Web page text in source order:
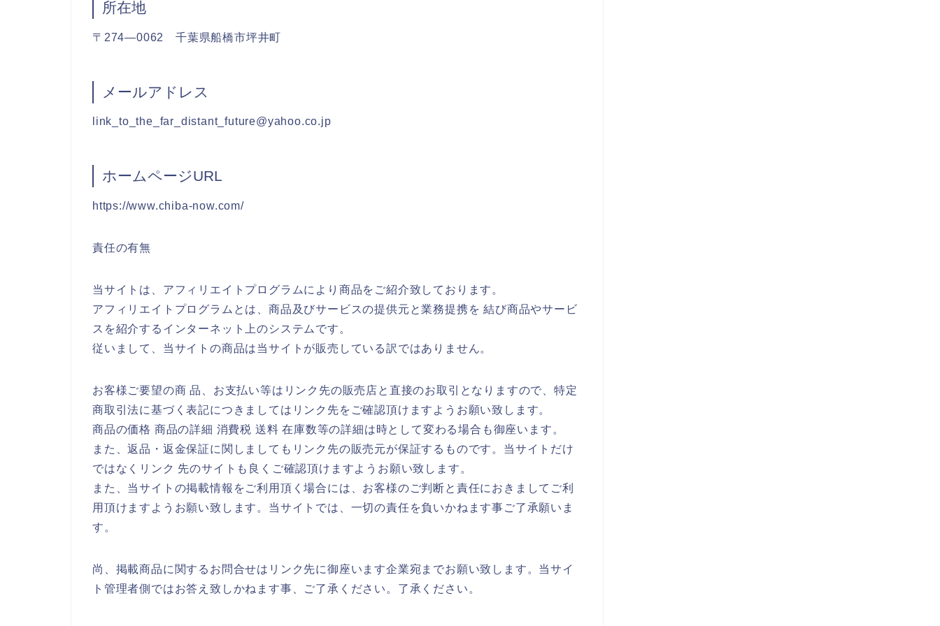
所在地
〒274―0062 千葉県船橋市坪井町
メールアドレス
link_to_the_far_distant_future@yahoo.co.jp
ホームページURL
https://www.chiba-now.com/
責任の有無
当サイトは、アフィリエイトプログラムにより商品をご紹介致しております。
アフィリエイトプログラムとは、商品及びサービスの提供元と業務提携を 結び商品やサービ
スを紹介するインターネット上のシステムです。
従いまして、当サイトの商品は当サイトが販売している訳ではありません。
お客様ご要望の商 品、お支払い等はリンク先の販売店と直接のお取引となりますので、特定
商取引法に基づく表記につきましてはリンク先をご確認頂けますようお願い致します。
商品の価格 商品の詳細 消費税 送料 在庫数等の詳細は時として変わる場合も御座います。
また、返品・返金保証に関しましてもリンク先の販売元が保証するものです。当サイトだけ
ではなくリンク 先のサイトも良くご確認頂けますようお願い致します。
また、当サイトの掲載情報をご利用頂く場合には、お客様のご判断と責任におきましてご利
用頂けますようお願い致します。当サイトでは、一切の責任を負いかねます事ご了承願いま
す。
尚、掲載商品に関するお問合せはリンク先に御座います企業宛までお願い致します。当サイ
ト管理者側ではお答え致しかねます事、ご了承ください。了承ください。